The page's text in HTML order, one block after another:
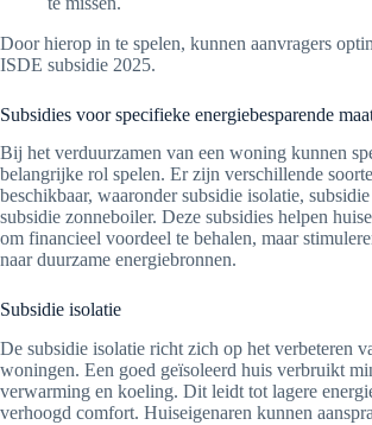
Door hierop in te spelen, kunnen aanvragers
ISDE subsidie 2025.
Subsidies voor specifieke energiebesparende
Bij het verduurzamen van een woning kunnen
belangrijke rol spelen. Er zijn verschillende
beschikbaar, waaronder subsidie isolatie,
subsidie zonneboiler. Deze subsidies helpen
om financieel voordeel te behalen, maar
naar duurzame energiebronnen.
Subsidie isolatie
De subsidie isolatie richt zich op het verbeteren
woningen. Een goed geïsoleerd huis verbruikt
verwarming en koeling. Dit leidt tot lagere
verhoogd comfort. Huiseigenaren kunnen